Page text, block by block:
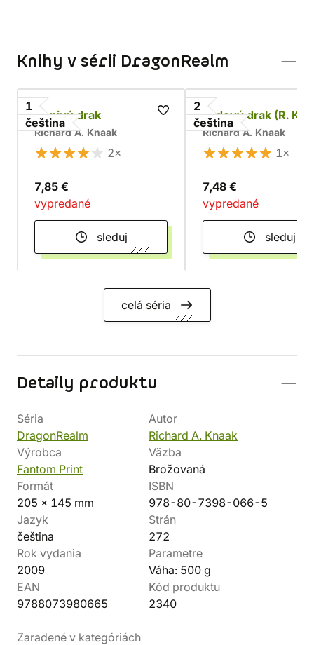
Knihy v sérii DragonRealm
1
čeština
Ohnivý drak
Richard A. Knaak
2×
7,85 €
vypredané
sleduj
2
čeština
Ledový drak (R.
Richard A. Knaak
1×
7,48 €
vypredané
sleduj
celá séria
Detaily produktu
Séria
DragonRealm
Autor
Richard A. Knaak
Výrobca
Fantom Print
Väzba
Brožovaná
Formát
205 x 145 mm
ISBN
978-80-7398-066-5
Jazyk
čeština
Strán
272
Rok vydania
2009
Parametre
Váha: 500 g
EAN
9788073980665
Kód produktu
2340
Zaradené v kategóriách